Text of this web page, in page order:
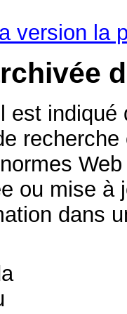
version la
est
ou mise
dans